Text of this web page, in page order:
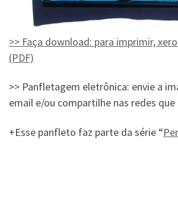
>> Faça download: para imprimir,
(PDF)
>> Panfletagem eletrônica: envie a
email e/ou compartilhe nas redes
+Esse panfleto faz parte da série “